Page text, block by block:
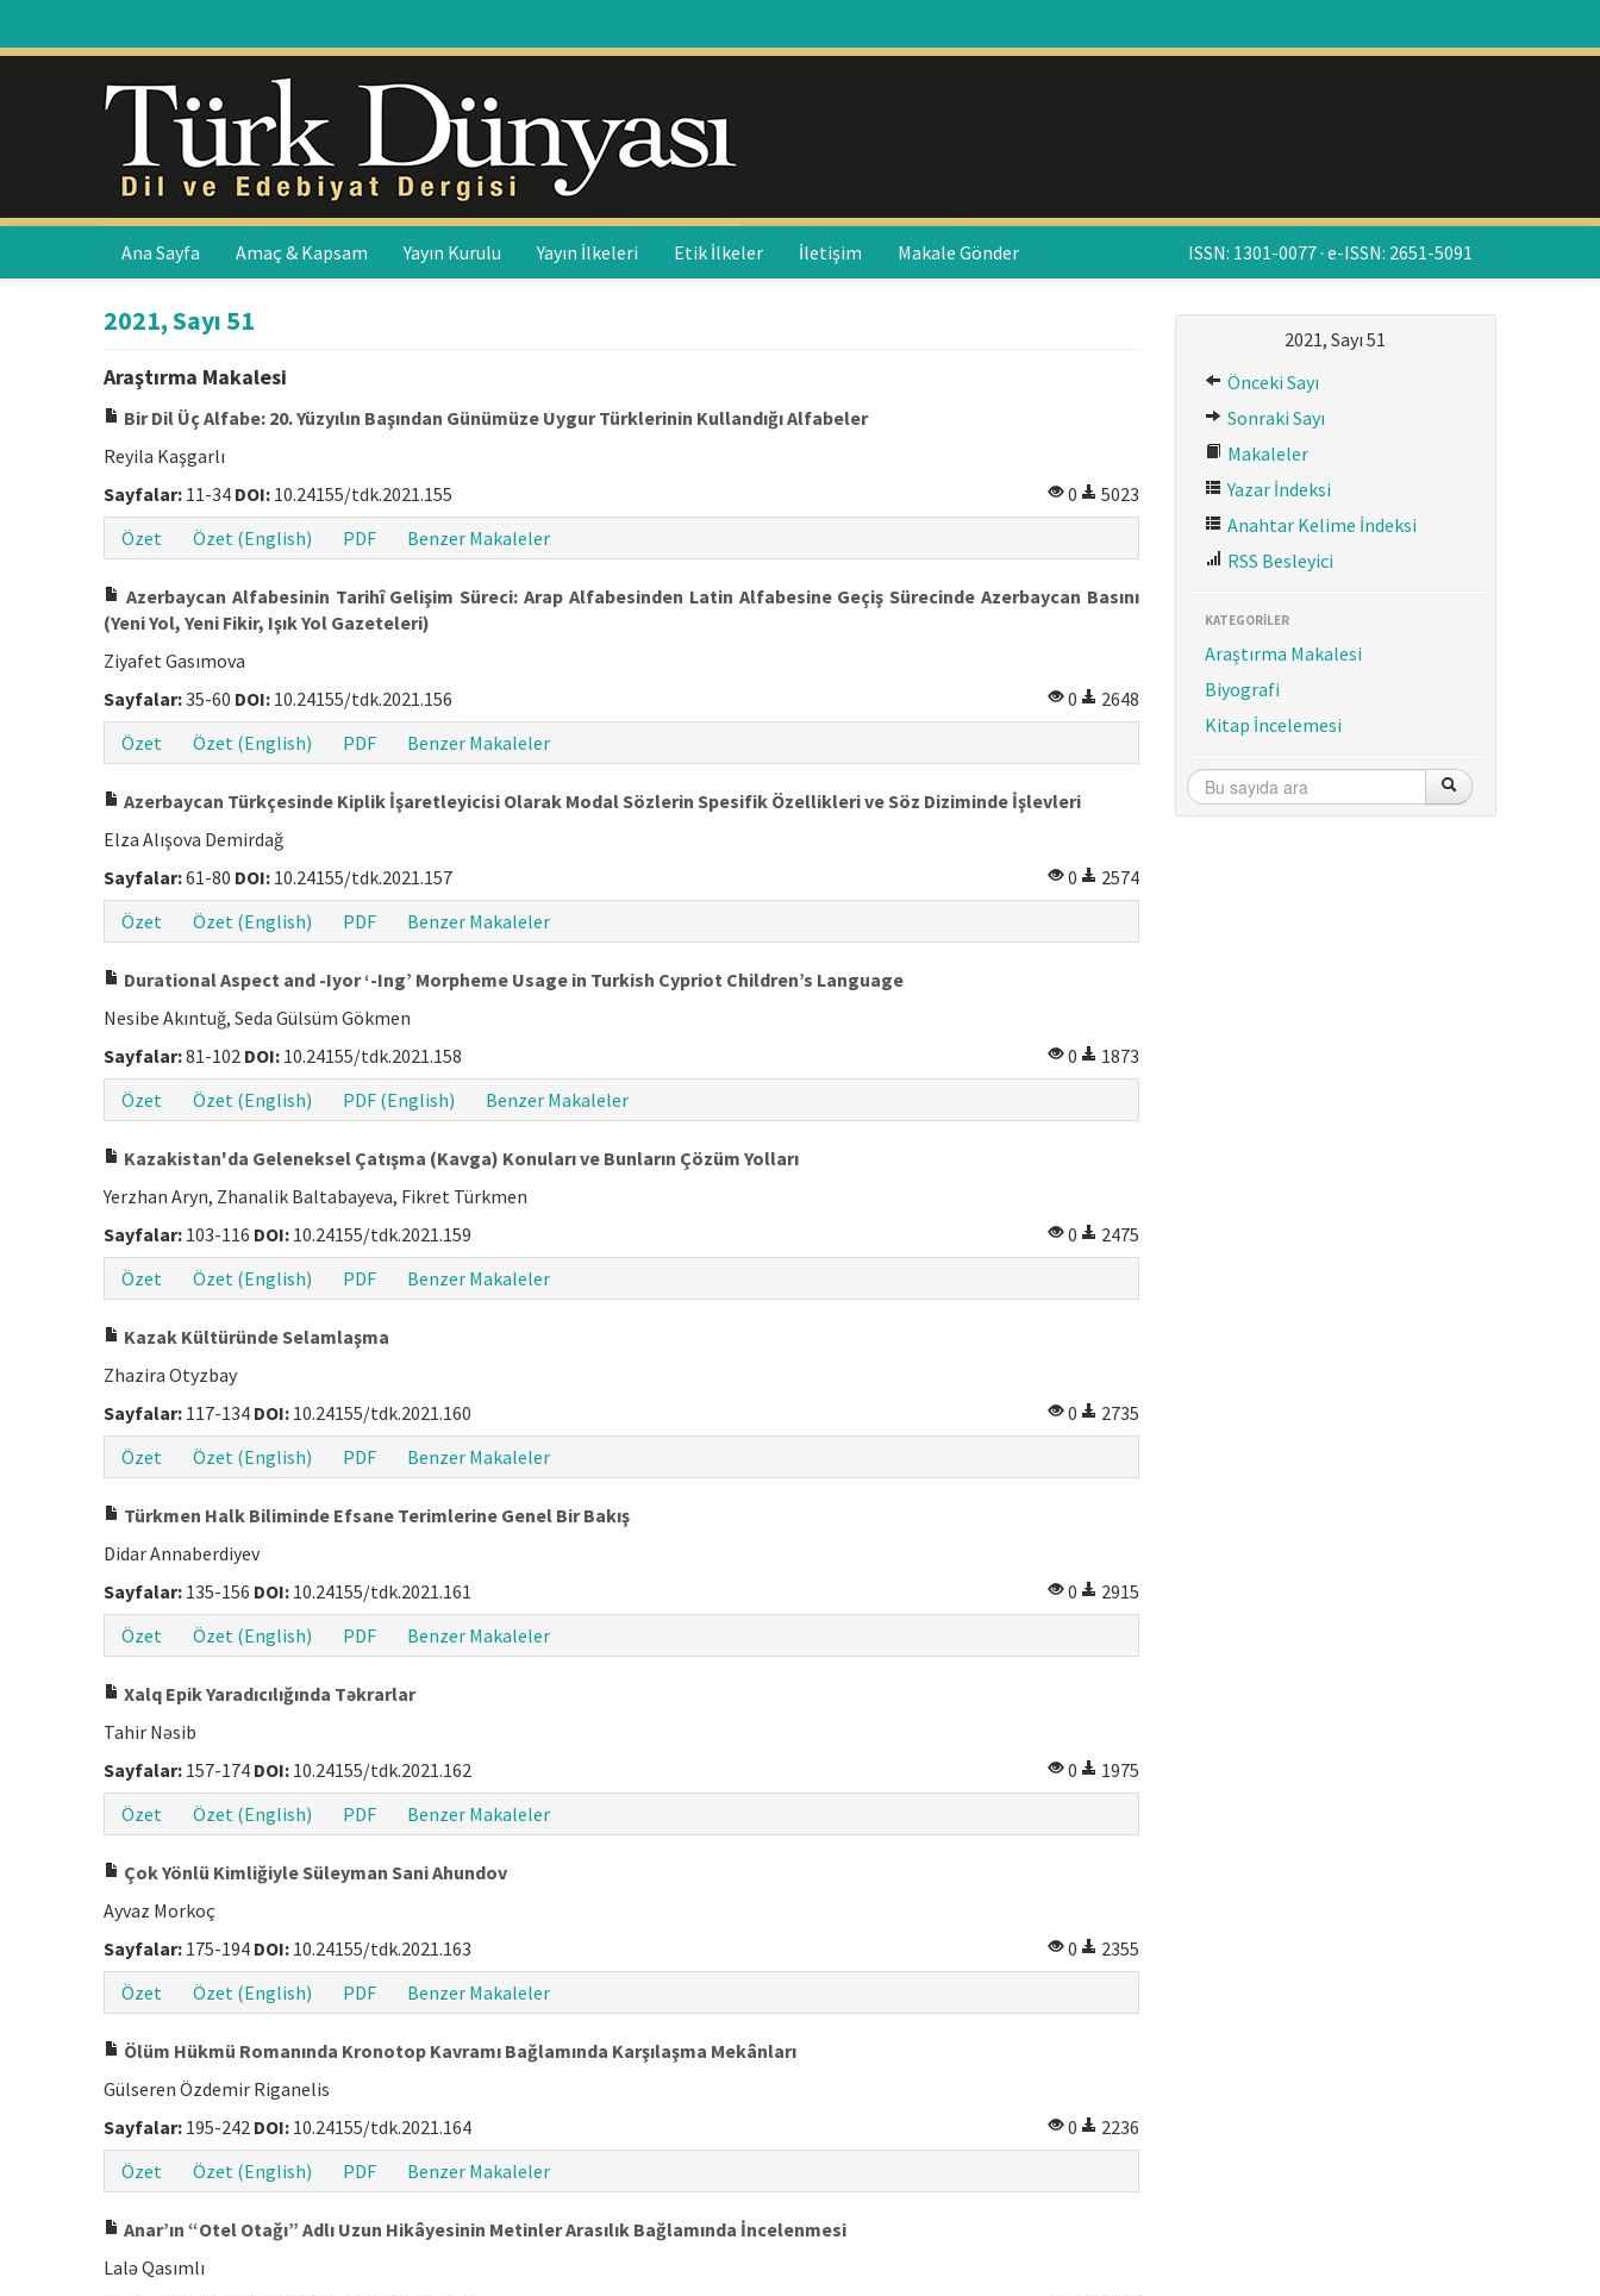
Ana Sayfa Amaç & Kapsam Yayın Kurulu Yayın İlkeleri Etik İlkeler İletişim Makale Gönder ISSN: 1301-0077 · e-ISSN: 2651-5091
2021, Sayı 51
Araştırma Makalesi
Bir Dil Üç Alfabe: 20. Yüzyılın Başından Günümüze Uygur Türklerinin Kullandığı Alfabeler
Reyila Kaşgarlı
Sayfalar: 11-34 DOI: 10.24155/tdk.2021.155 0
5023
Özet
Özet (English) PDF Benzer Makaleler
Azerbaycan Alfabesinin Tarihî Gelişim Süreci: Arap Alfabesinden Latin Alfabesine Geçiş Sürecinde Azerbaycan Basını
(Yeni Yol, Yeni Fikir, Işık Yol Gazeteleri)
Ziyafet Gasımova
Sayfalar:35-60 DOI: 10.24155/tdk.2021.156 0
2648
Özet
Özet (English) PDF Benzer Makaleler
Azerbaycan Türkçesinde Kiplik İşaretleyicisi Olarak Modal Sözlerin Spesifik Özellikleri ve Söz Diziminde İşlevleri
Elza Alışova Demirdağ
Sayfalar:61-80 DOI: 10.24155/tdk.2021.157 0
2574
Özet
Özet (English) PDF Benzer Makaleler
Durational Aspect and -Iyor ‘-Ing’ Morpheme Usage in Turkish Cypriot Children’s Language
Nesibe Akıntuğ, Seda Gülsüm Gökmen
Sayfalar:81-102 DOI: 10.24155/tdk.2021.158 0
1873
Özet
Özet (English) PDF (English) Benzer Makaleler
Kazakistan'da Geleneksel Çatışma (Kavga) Konuları ve Bunların Çözüm Yolları
Yerzhan Aryn, Zhanalik Baltabayeva, Fikret Türkmen
Sayfalar: 103-116 DOI: 10.24155/tdk.2021.159 0
2475
Özet
Özet (English) PDF Benzer Makaleler
Kazak Kültüründe Selamlaşma
Zhazira Otyzbay
Sayfalar: 117-134 DOI: 10.24155/tdk.2021.160 0
2735
Özet
Özet (English) PDF Benzer Makaleler
Türkmen Halk Biliminde Efsane Terimlerine Genel Bir Bakış
Didar Annaberdiyev
Sayfalar: 135-156 DOI: 10.24155/tdk.2021.161 0
2915
Özet
Özet (English) PDF Benzer Makaleler
Xalq Epik Yaradıcılığında Təkrarlar
Tahir Nəsib
Sayfalar: 157-174 DOI: 10.24155/tdk.2021.162 0
1975
Özet
Özet (English) PDF Benzer Makaleler
Çok Yönlü Kimliğiyle Süleyman Sani Ahundov
Ayvaz Morkoç
Sayfalar: 175-194 DOI: 10.24155/tdk.2021.163 0
2355
Özet
Özet (English) PDF Benzer Makaleler
Ölüm Hükmü Romanında Kronotop Kavramı Bağlamında Karşılaşma Mekânları
Gülseren Özdemir Riganelis
Sayfalar: 195-242 DOI: 10.24155/tdk.2021.164 0
2236
Özet
Özet (English) PDF Benzer Makaleler
Anar’ın “Otel Otağı” Adlı Uzun Hikâyesinin Metinler Arasılık Bağlamında İncelenmesi
Lalə Qasımlı
2021, Sayı 51
Önceki Sayı
Sonraki Sayı
Makaleler
Yazar İndeksi
Anahtar Kelime İndeksi
RSS Besleyici
KATEGORİLER
Araştırma Makalesi
Biyografi
Kitap İncelemesi